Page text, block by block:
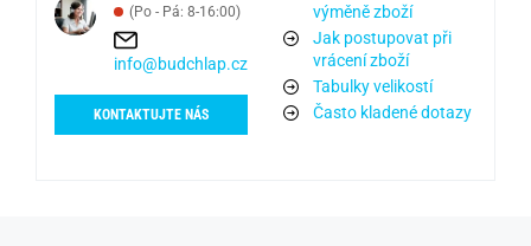
(Po - Pá: 8-16:00)
info@budchlap.cz
KONTAKTUJTE NÁS
výměně zboží
Jak postupovat při
vrácení zboží
Tabulky velikostí
Často kladené dotazy